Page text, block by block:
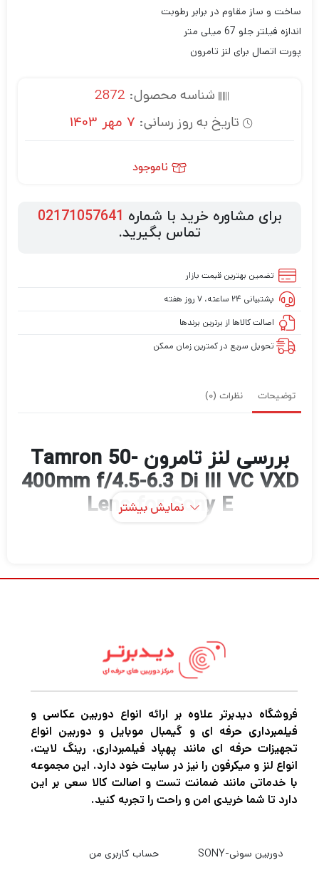
ساخت و ساز مقاوم در برابر رطوبت
اندازه فیلتر جلو 67 میلی متر
پورت اتصال برای لنز تامرون
شناسه محصول: 2872
تاریخ به روز رسانی: 7 مهر 1403
ناموجود
برای مشاوره خرید با شماره 02171057641
تماس بگیرید.
تضمین بهترین قیمت بازار
پشتیبانی ۲۴ ساعته، ۷ روز هفته
اصالت کالاها از برترین برندها
تحویل سریع در کمترین زمان ممکن
توضیحات نظرات (0)
بررسی لنز تامرون Tamron 50-
400mm f/4.5-6.3 Di III VC VXD
Lens for Sony E
Tamron 50-400mm f/4.5-6.3 Di III VC VXD
وحش، ورزش، پرتره و موارد دیگر است. این لنز
از 50 میلی‌متر شروع می‌شود، تنها 7.2 اینچ طول
دارد و آن را به اندازه لنزهای زوم 100 تا 400
میلی‌متری معمولی می‌سازد.
قابلیت های نزدیک
این لنز علاوه بر قابلیت اولترا تله فوتو، برای
عکاسی ماکرو نیز مناسب است. با حداقل فاصله
50-400 میلی‌متر بزرگنمایی تا نصف اندازه واقعی
نمایش بیشتر
فروشگاه دیدبرتر علاوه بر ارائه انواع دوربین عکاسی و
فیلمبرداری حرفه ای و گیمبال موبایل و دوربین انواع
تجهیزات حرفه ای مانند پهپاد فیلمبرداری، رینگ لایت،
انواع لنز و میکرفون را نیز در سایت خود دارد. این مجموعه
با خدماتی مانند ضمانت تست و اصالت کالا سعی بر این
دارد تا شما خریدی امن و راحت را تجربه کنید.
دوربین سونی-SONY حساب کاربری من